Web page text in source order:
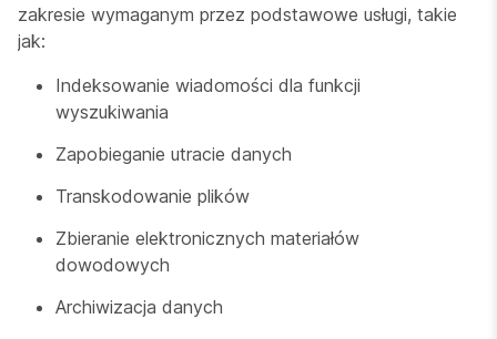
zakresie wymaganym przez podstawowe usługi, takie
jak:
Indeksowanie wiadomości dla funkcji
wyszukiwania
Zapobieganie utracie danych
Transkodowanie plików
Zbieranie elektronicznych materiałów
dowodowych
Archiwizacja danych